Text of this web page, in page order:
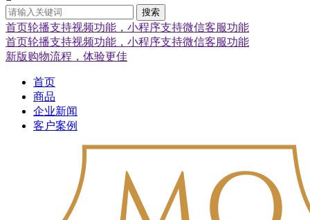
搜索
首页轮播支持视频功能，小程序支持微信客服功能
首页轮播支持视频功能，小程序支持微信客服功能
新版购物流程，体验更佳
首页
商品
企业新闻
客户案例